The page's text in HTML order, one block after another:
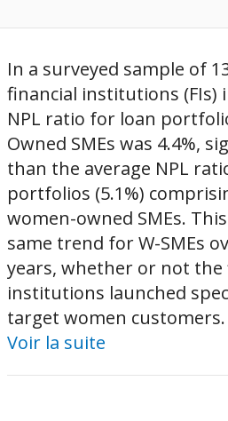
In a surveyed sample of
financial institutions (FIs)
NPL ratio for loan
Owned SMEs was 4.4%,
than the average NPL
portfolios (5.1%)
women-owned SMEs.
same trend for W-SMEs
years, whether or not the
institutions launched
target women customers.
Voir la suite